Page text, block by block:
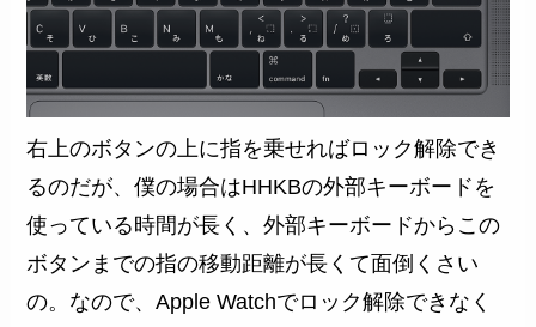
右上のボタンの上に指を乗せればロック解除でき
るのだが、僕の場合はHHKBの外部キーボードを
使っている時間が長く、外部キーボードからこの
ボタンまでの指の移動距離が長くて面倒くさい
の。なので、Apple Watchでロック解除できなく